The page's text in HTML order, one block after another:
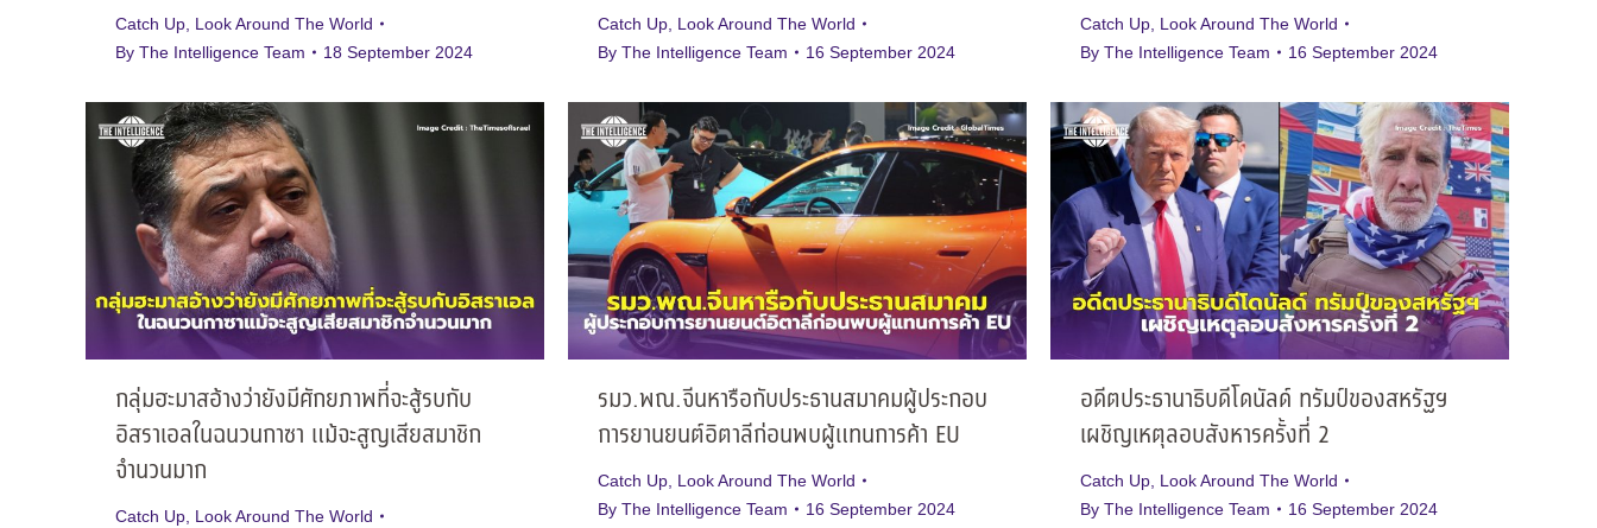
Catch Up, Look Around The World
By The Intelligence Team 18 September 2024
Catch Up, Look Around The World
By The Intelligence Team 16 September 2024
Catch Up, Look Around The World
By The Intelligence Team 16 September 2024
กลุ่มฮะมาสอ้างว่ายังมีศักยภาพที่จะสู้รบกับ
อิสราเอลในฉนวนกาซา แม้จะสูญเสียสมาชิก
จำนวนมาก
Catch Up, Look Around The World
รมว.พณ.จีนหารือกับประธานสมาคมผู้ประกอบ
การยานยนต์อิตาลีก่อนพบผู้แทนการค้า EU
Catch Up, Look Around The World
By The Intelligence Team 16 September 2024
อดีตประธานาธิบดีโดนัลด์ ทรัมป์ของสหรัฐฯ
เผชิญเหตุลอบสังหารครั้งที่ 2
Catch Up, Look Around The World
By The Intelligence Team 16 September 2024